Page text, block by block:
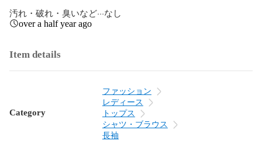
汚れ・破れ・臭いなど···なし
over a half year ago
Item details
Category
ファッション
レディース
トップス
シャツ・ブラウス
長袖